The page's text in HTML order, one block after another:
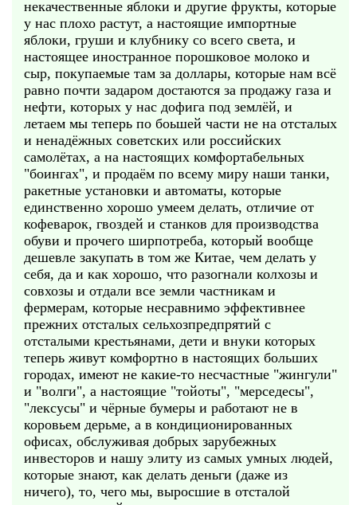
некачественные яблоки и другие фрукты, которые
у нас плохо растут, а настоящие импортные
яблоки, груши и клубнику со всего света, и
настоящее иностранное порошковое молоко и
сыр, покупаемые там за доллары, которые нам всё
равно почти задаром достаются за продажу газа и
нефти, которых у нас дофига под землёй, и
летаем мы теперь по боьшей части не на отсталых
и ненадёжных советских или российских
самолётах, а на настоящих комфортабельных
"боингах", и продаём по всему миру наши танки,
ракетные установки и автоматы, которые
единственно хорошо умеем делать, отличие от
кофеварок, гвоздей и станков для производства
обуви и прочего ширпотреба, который вообще
дешевле закупать в том же Китае, чем делать у
себя, да и как хорошо, что разогнали колхозы и
совхозы и отдали все земли частникам и
фермерам, которые несравнимо эффективнее
прежних отсталых сельхозпредпрятий с
отсталыми крестьянами, дети и внуки которых
теперь живут комфортно в настоящих больших
городах, имеют не какие-то несчастные "жингули"
и "волги", а настоящие "тойоты", "мерседесы",
"лексусы" и чёрные бумеры и работают не в
коровьем дерьме, а в кондиционированных
офисах, обслуживая добрых зарубежных
инвесторов и нашу элиту из самых умных людей,
которые знают, как делать деньги (даже из
ничего), то, чего мы, выросшие в отсталой